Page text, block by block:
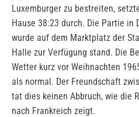
Luxemburger zu bestreiten,
Hause 38:23 durch. Die Partie in
wurde auf dem Marktplatz der
Halle zur Verfügung stand. Die
Wetter kurz vor Weihnachten
als normal. Der Freundschaft
tat dies keinen Abbruch, wie die
nach Frankreich zeigt.